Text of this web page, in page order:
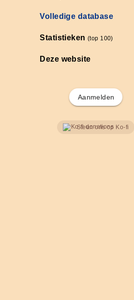
Volledige database
Statistieken(top 100)
Deze website
Aanmelden
Steun ons op Ko-fi